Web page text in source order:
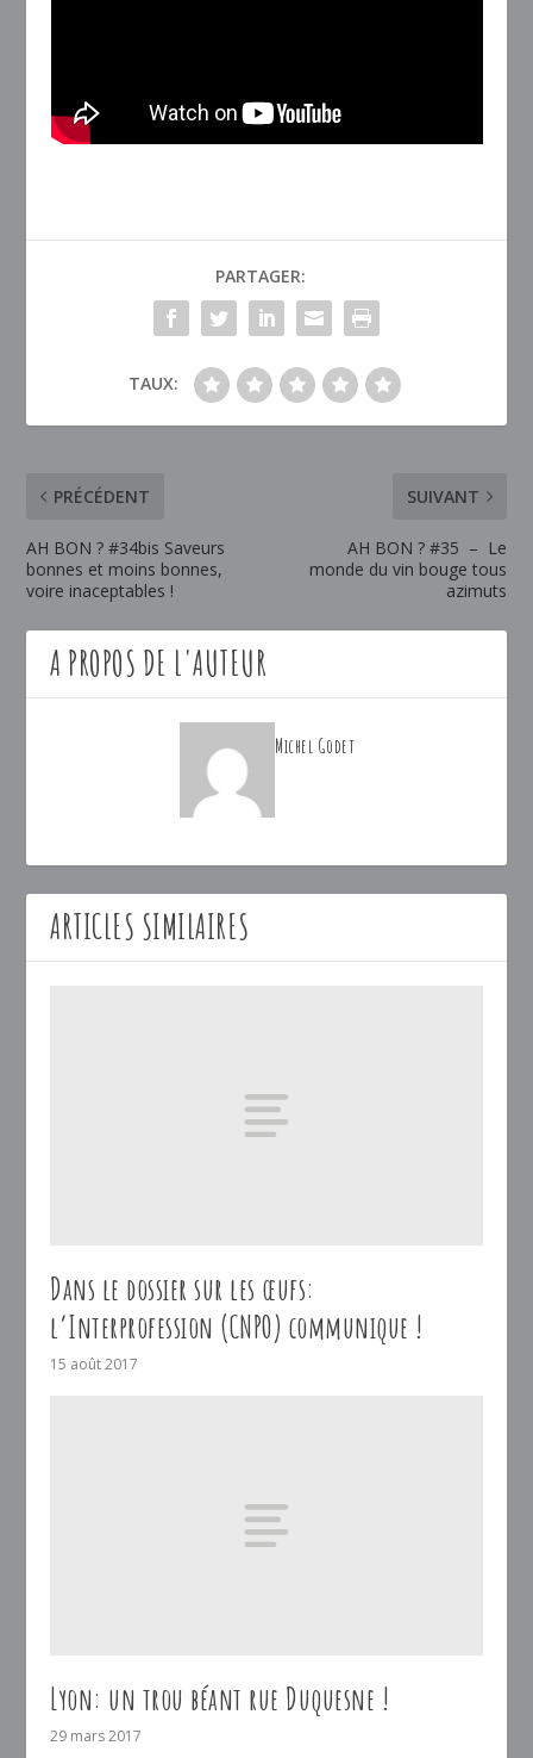
PARTAGER:
TAUX:
PRÉCÉDENT
AH BON ? #34bis Saveurs
bonnes et moins bonnes,
voire inaceptables !
SUIVANT
AH BON ? #35 – Le
monde du vin bouge tous
azimuts
A PROPOS DE L'AUTEUR
Michel Godet
ARTICLES SIMILAIRES
Dans le dossier sur les œufs:
l’Interprofession (CNPO) communique !
15 août 2017
Lyon: un trou béant rue Duquesne !
29 mars 2017